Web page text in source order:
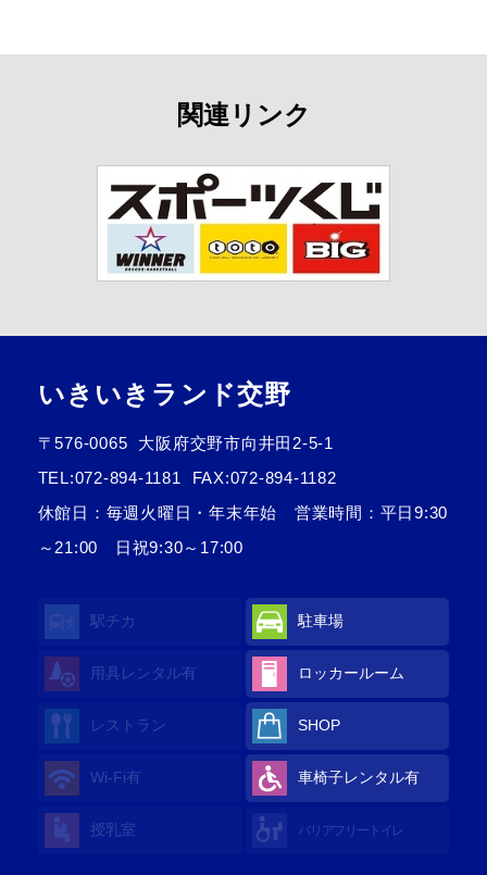
関連リンク
いきいきランド交野
〒576-0065
大阪府交野市向井田2-5-1
TEL:072-894-1181
FAX:072-894-1182
休館日：毎週火曜日・年末年始 営業時間：平日9:30
～21:00 日祝9:30～17:00
駅チカ 駐車場
用具レンタル有 ロッカールーム
レストラン SHOP
Wi-Fi有 車椅子レンタル有
授乳室 バリアフリートイレ